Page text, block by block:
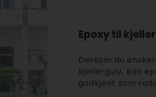
Epoxy til
Dersom du
kjellergulv, kan
godkjent som